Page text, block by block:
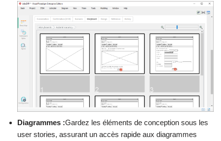
Diagrammes :Gardez les éléments de conception sous les
user stories, assurant un accès rapide aux diagrammes